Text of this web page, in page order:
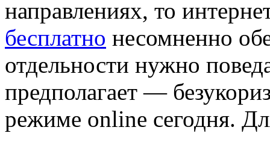
направлениях, то
бесплатно несомненно
отдельности нужно
предполагает —
режиме online сегодня.